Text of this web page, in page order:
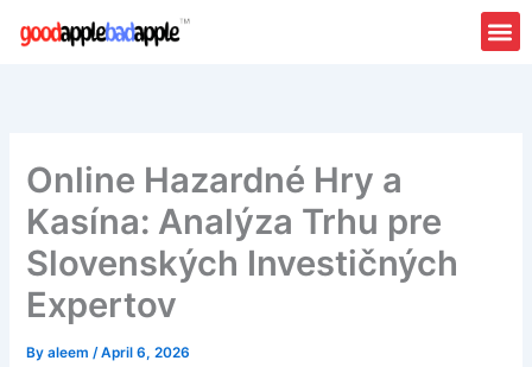
Online Hazardné Hry a
Kasína: Analýza Trhu pre
Slovenských Investičných
Expertov
Byaleem/April 6, 2026